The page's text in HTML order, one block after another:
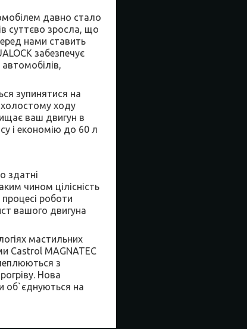
давно стало
суттєво зросла, що
нами ставить
забезпечує
зупинятися на
холостому ходу
ваш двигун в
і економію до 60 л
здатні
чином цілісність
роботи
вашого двигуна
мастильних
Castrol MAGNATEC
з
Нова
об`єднуються на